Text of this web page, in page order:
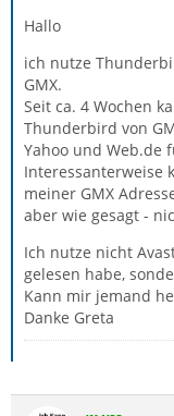
Hallo
ich nutze
GMX.
Seit ca. 4 Wochen
Thunderbird von
Yahoo und Web.de
Interessanterweise
meiner GMX
aber wie gesagt -
Ich nutze nicht
gelesen habe,
Kann mir jemand
Danke Greta